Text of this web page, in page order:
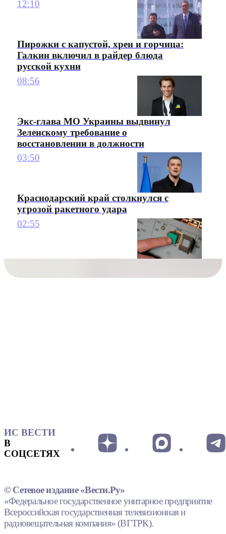
12:10
Пирожки с капустой, хрен и горчица:
Галкин включил в райдер блюда
русской кухни
08:56
Экс-глава МО Украины выдвинул
Зеленскому требование о
восстановлении в должности
03:50
Краснодарский край столкнулся с
угрозой ракетного удара
02:55
ИС ВЕСТИ
В
СОЦСЕТЯХ
© Сетевое издание «Вести.Ру»
«Федеральное государственное унитарное предприятие
Всероссийская государственная телевизионная и
радиовещательная компания» (ВГТРК).